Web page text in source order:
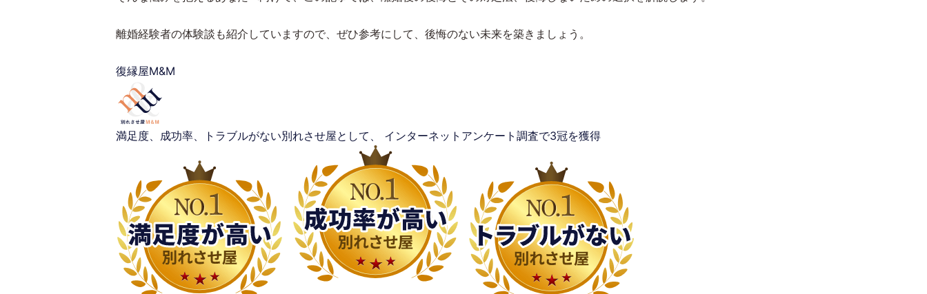
離婚経験者の体験談も紹介していますので、ぜひ参考にして、後悔のない未来を築きましょう。
復縁屋M&M
満足度、成功率、トラブルがない別れさせ屋として、 インターネットアンケート調査で3冠を獲得